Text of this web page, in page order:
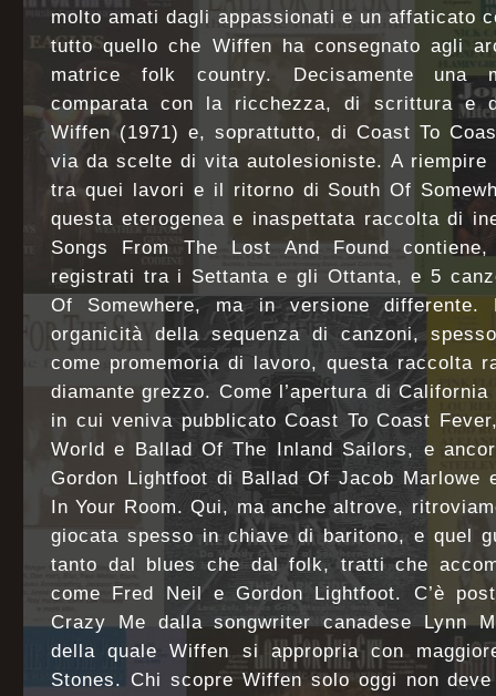
molto amati dagli appassionati e un affaticato
tutto quello che Wiffen ha consegnato agli
matrice folk country. Decisamente una
comparata con la ricchezza, di scrittura e
Wiffen (1971) e, soprattutto, di Coast To
via da scelte di vita autolesioniste. A
tra quei lavori e il ritorno di South Of
questa eterogenea e inaspettata raccolta di
Songs From The Lost And Found
registrati tra i Settanta e gli Ottanta, e 5
Of Somewhere, ma in versione
organicità della sequenza di canzoni,
come promemoria di lavoro, questa raccolta
diamante grezzo. Come l’apertura di
in cui veniva pubblicato Coast To Coast
World e Ballad Of The Inland Sailors, e
Gordon Lightfoot di Ballad Of Jacob Marlowe
In Your Room. Qui, ma anche altrove,
giocata spesso in chiave di baritono, e quel
tanto dal blues che dal folk, tratti che
come Fred Neil e Gordon Lightfoot. C’è
Crazy Me dalla songwriter canadese Lynn
della quale Wiffen si appropria con
Stones. Chi scopre Wiffen solo oggi non